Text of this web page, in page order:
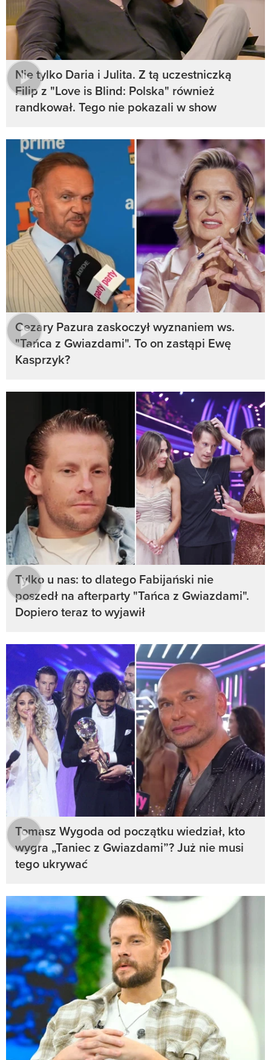
Nie tylko Daria i Julita. Z tą uczestniczką
Filip z "Love is Blind: Polska" również
randkował. Tego nie pokazali w show
Cezary Pazura zaskoczył wyznaniem ws.
"Tańca z Gwiazdami". To on zastąpi Ewę
Kasprzyk?
Tylko u nas: to dlatego Fabijański nie
poszedł na afterparty "Tańca z Gwiazdami".
Dopiero teraz to wyjawił
Tomasz Wygoda od początku wiedział, kto
wygra „Taniec z Gwiazdami”? Już nie musi
tego ukrywać